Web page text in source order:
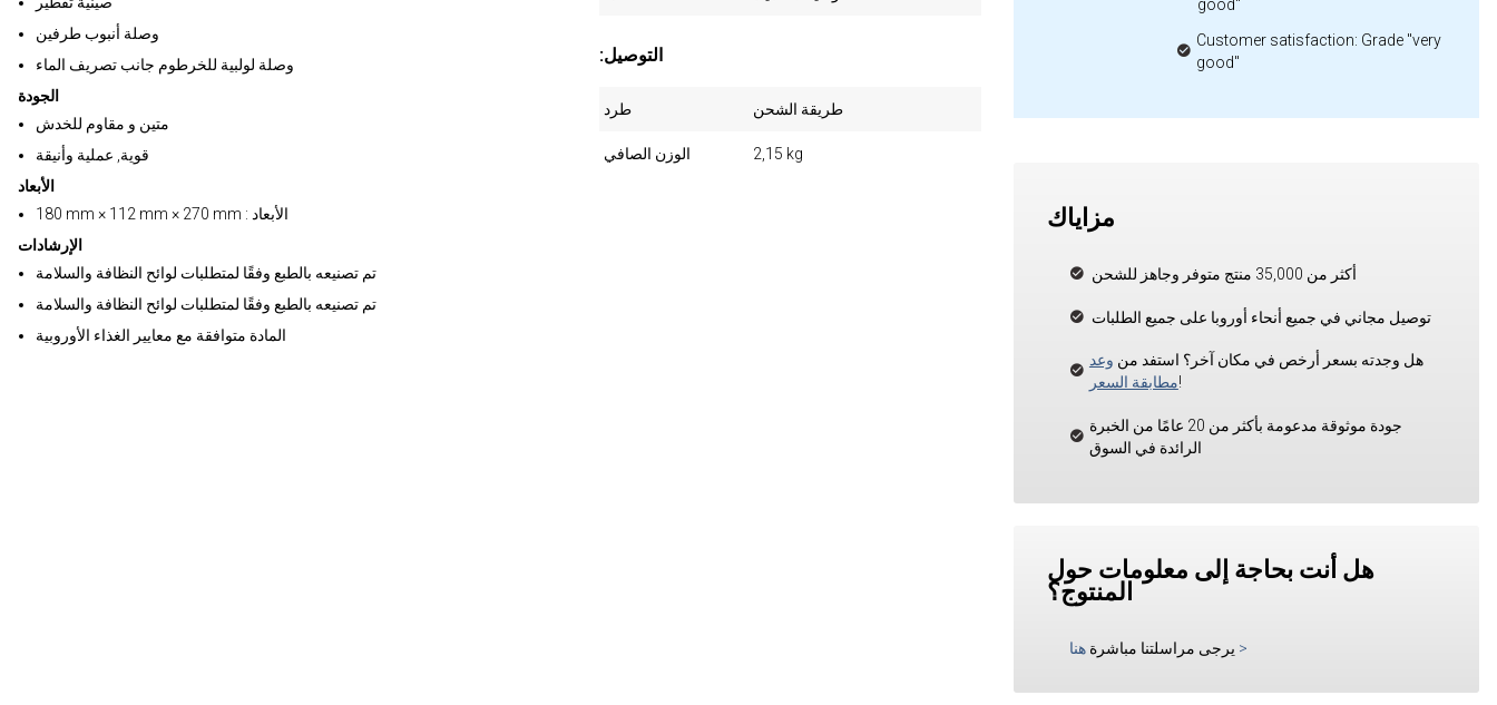
وصلة أنبوب طرفين
وصلة لولبية للخرطوم جانب تصريف الماء
الجودة
متين و مقاوم للخدش
قوية, عملية وأنيقة
الأبعاد
180 mm × 112 mm × 270 mm : الأبعاد
الإرشادات
تم تصنيعه بالطبع وفقًا لمتطلبات لوائح النظافة والسلامة
تم تصنيعه بالطبع وفقًا لمتطلبات لوائح النظافة والسلامة
المادة متوافقة مع معايير الغذاء الأوروبية
:التوصيل
طرد طريقة الشحن
الوزن الصافي 2,15 kg
good"
Customer satisfaction: Grade "very
good"
مزاياك
أكثر من 35,000 منتج متوفر وجاهز للشحن
توصيل مجاني في جميع أنحاء أوروبا على جميع الطلبات
هل وجدته بسعر أرخص في مكان آخر؟ استفد من وعد
مطابقة السعر!
جودة موثوقة مدعومة بأكثر من 20 عامًا من الخبرة
الرائدة في السوق
هل أنت بحاجة إلى معلومات حول
المنتوج؟
يرجى مراسلتنا مباشرة هنا >